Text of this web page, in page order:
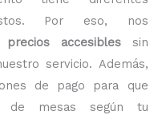
Por eso, nos
precios accesiblessin
servicio. Además,
de pago para que
de mesas según tu